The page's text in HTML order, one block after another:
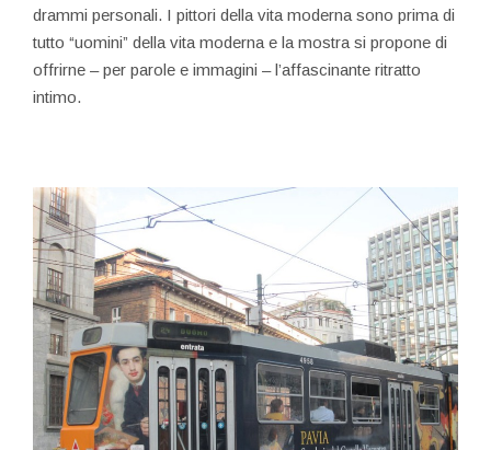
drammi personali. I pittori della vita moderna sono prima di
tutto “uomini” della vita moderna e la mostra si propone di
offrirne – per parole e immagini – l’affascinante ritratto
intimo.